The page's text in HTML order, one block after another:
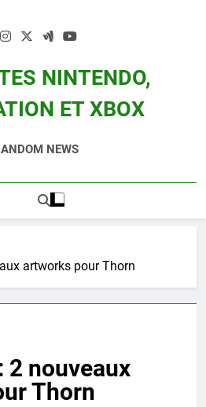
NINTENDO,
ET XBOX
Pokemon Entre Autres
NEWS
artworks pour Thorn
2 nouveaux
Thorn